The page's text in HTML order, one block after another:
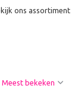
ons assortiment